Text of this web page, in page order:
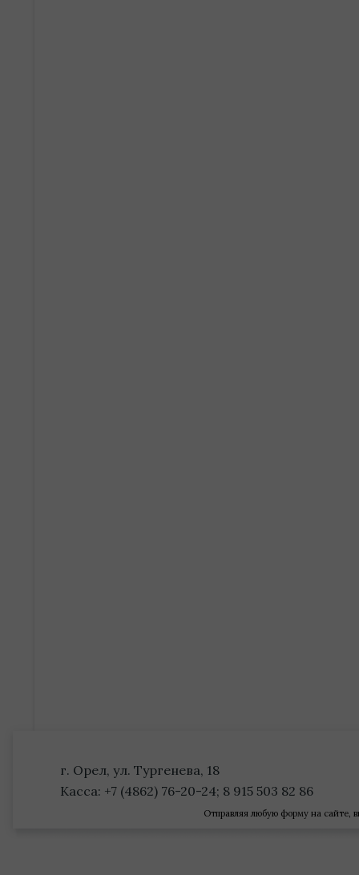
г. Орел, ул. Тургенева, 18
Касса: +7 (4862) 76-20-24; 8 915 503 82 86
Отправляя любую форму на сайте,